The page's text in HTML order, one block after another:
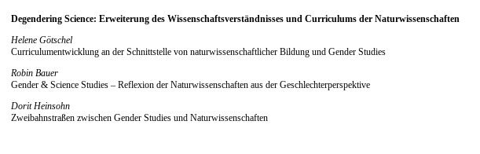
Degendering Science: Erweiterung des Wissenschaftsverständnisses und Curriculums der Naturwissenschaften
Helene Götschel
Curriculumentwicklung an der Schnittstelle von naturwissenschaftlicher Bildung und Gender Studies
Robin Bauer
Gender & Science Studies – Reflexion der Naturwissenschaften aus der Geschlechterperspektive
Dorit Heinsohn
Zweibahnstraßen zwischen Gender Studies und Naturwissenschaften